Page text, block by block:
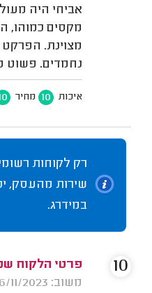
אביחי היה
מקסים כמוהו,
מצוינת.
נחמדים. פשוט
איכות 10 מחיר
רק לקוחות
שירות מהעסק,
במידרג.
פרטי הלקוח
משוב: 16/11/2023
10